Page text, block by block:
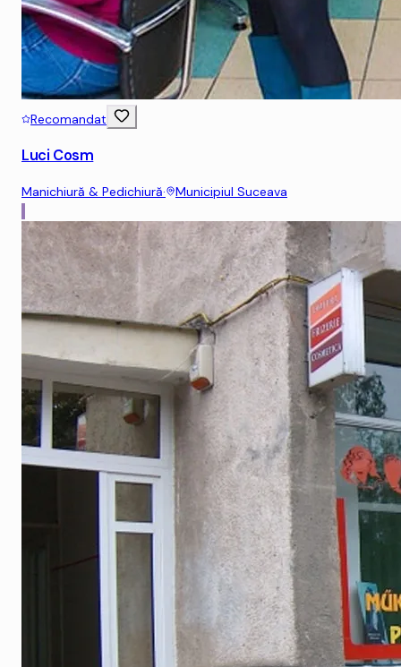
Recomandat
Luci Cosm
Manichiură & Pedichiură· Municipiul Suceava